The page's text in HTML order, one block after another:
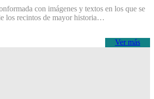
con imágenes y textos en los que se
los recintos de mayor historia…
Ver más